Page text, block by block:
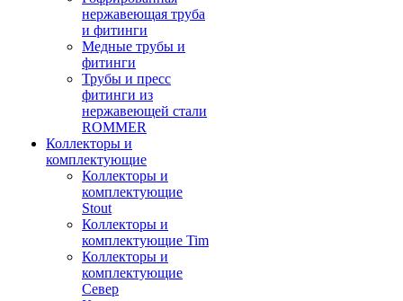
нержавеющая труба
и фитинги
Медные трубы и
фитинги
Трубы и пресс
фитинги из
нержавеющей стали
ROMMER
Коллекторы и
комплектующие
Коллекторы и
комплектующие
Stout
Коллекторы и
комплектующие Tim
Коллекторы и
комплектующие
Север